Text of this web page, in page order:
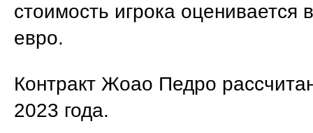
стоимость игрока оценивается
евро.
Контракт Жоао Педро
2023 года.